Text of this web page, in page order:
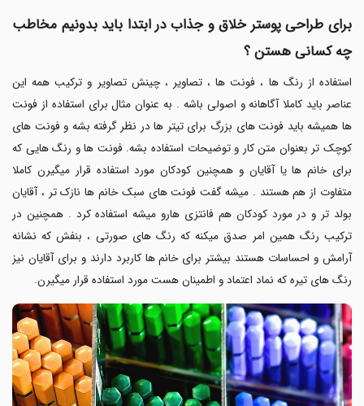
برای طراحی پوستر خلاق و جذاب در ابتدا باید بدونیم مخاطب
چه کسانی هستن ؟
استفاده از رنگ ها ، فونت ها ، تصاویر ، چینش تصاویر و ترکیب همه این
عناصر باید کاملا آگاهانه و اصولی باشه . به عنوان مثال برای استفاده از فونت
ها همیشه باید فونت های بزرگ برای تیتر ها در نظر گرفته بشه و فونت های
کوچک تر بعنوان متن کار و توضیحات استفاده بشه. فونت ها و رنگ هایی که
برای خانم ها یا آقایان و همچنین کودکان مورد استفاده قرار میگیرن کاملا
متفاوت از هم هستند . میشه گفت فونت های سبک خانم ها نازک تر ، آقایان
بولد تر و در مورد کودکان هم فانتزی هارو میشه استفاده کرد . همچنین در
ترکیب رنگ همین امر صدق میکنه که رنگ های صورتی ، بنفش که نشانه
آرامش و احساسات هستند بیشتر برای خانم ها کاربرد دارند و برای آقایان نیز
رنگ های تیره که نماد اعتماد و اطمینان هست مورد استفاده قرار میگیرن.